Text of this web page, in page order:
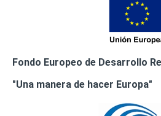
Fondo Europeo de Desarrollo
"Una manera de hacer Europa"